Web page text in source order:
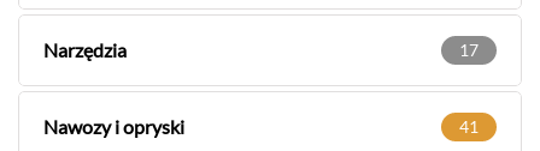
Narzędzia 17
Nawozy i opryski 41